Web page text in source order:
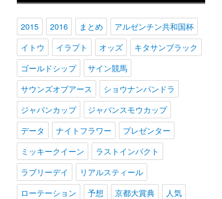
2015 2016 まとめ
アルゼンチン共和国杯
イトウ
イラプト オッズ
キタサンブラック
ゴールドシップ
サイン競馬
サウンズオブアース
ショウナンパンドラ
ジャパンカップ
ジャパンスモウカップ
データ
ナイトフラワー
プレゼンター
ミッキークイーン
ラストインパクト
ラブリーデイ
リアルスティール
ローテーション
予想 京都大賞典
人気